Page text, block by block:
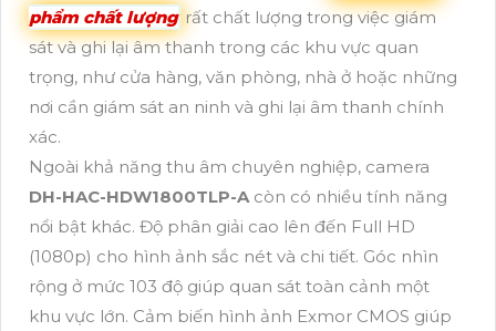
phẩm chất lượng rất chất lượng trong việc giám
sát và ghi lại âm thanh trong các khu vực quan
trọng, như cửa hàng, văn phòng, nhà ở hoặc những
nơi cần giám sát an ninh và ghi lại âm thanh chính
xác.
Ngoài khả năng thu âm chuyên nghiệp, camera
DH-HAC-HDW1800TLP-A còn có nhiều tính năng
nổi bật khác. Độ phân giải cao lên đến Full HD
(1080p) cho hình ảnh sắc nét và chi tiết. Góc nhìn
rộng ở mức 103 độ giúp quan sát toàn cảnh một
khu vực lớn. Cảm biến hình ảnh Exmor CMOS giúp